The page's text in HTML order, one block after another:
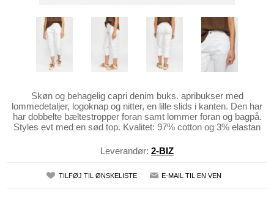
Skøn og behagelig capri denim buks. apribukser med
lommedetaljer, logoknap og nitter, en lille slids i kanten. Den har
har dobbelte bæltestropper foran samt lommer foran og bagpå.
Styles evt med en sød top. Kvalitet: 97% cotton og 3% elastan
Leverandør: 2-BIZ
TILFØJ TIL ØNSKELISTE E-MAIL TIL EN VEN